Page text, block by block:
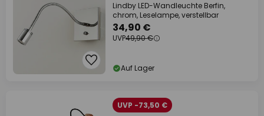
Lindby LED-Wandleuchte Berfin,
chrom, Leselampe, verstellbar
34,90 €
UVP49,90 €
Auf Lager
UVP -73,50 €